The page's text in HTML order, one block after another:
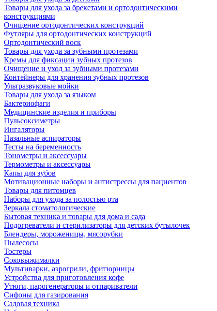
Товары для ухода за брекетами и ортодонтическими
конструкциями
Очищение ортодонтических конструкций
Футляры для ортодонтических конструкций
Ортодонтический воск
Товары для ухода за зубными протезами
Кремы для фиксации зубных протезов
Очищение и уход за зубными протезами
Контейнеры для хранения зубных протезов
Ультразвуковые мойки
Товары для ухода за языком
Бактериофаги
Медицинские изделия и приборы
Пульсоксиметры
Ингаляторы
Назальные аспираторы
Тесты на беременность
Тонометры и аксессуары
Термометры и аксессуары
Капы для зубов
Мотивационные наборы и антистрессы для пациентов
Товары для питомцев
Наборы для ухода за полостью рта
Зеркала стоматологические
Бытовая техника и товары для дома и сада
Подогреватели и стерилизаторы для детских бутылочек
Блендеры, мороженицы, мясорубки
Пылесосы
Тостеры
Соковыжималки
Мультиварки, аэрогрили, фритюрницы
Устройства для приготовления кофе
Утюги, парогенераторы и отпариватели
Сифоны для газирования
Садовая техника